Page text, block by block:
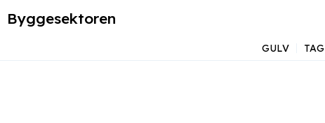
Byggesektoren
GULV TAG